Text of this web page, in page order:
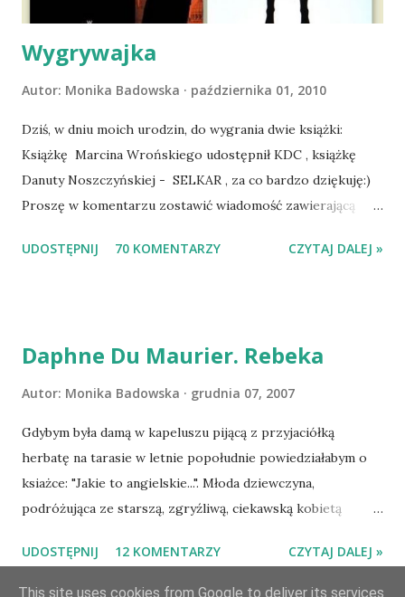
Dopier...
Wygrywajka
Autor: Monika Badowska października 01, 2010
Dziś, w dniu moich urodzin, do wygrania dwie książki:
Książkę Marcina Wrońskiego udostępnił KDC , książkę
Danuty Noszczyńskiej - SELKAR , za co bardzo dziękuję:)
Proszę w komentarzu zostawić wiadomość zawierającą
Losowanie odbędzie się w niedzielę o 8:00. Zapraszam
UDOSTĘPNIJ 70 KOMENTARZY CZYTAJ DALEJ »
Daphne Du Maurier. Rebeka
Autor: Monika Badowska grudnia 07, 2007
Gdybym była damą w kapeluszu pijącą z przyjaciółką
herbatę na tarasie w letnie popołudnie powiedziałabym o
ksiażce: "Jakie to angielskie...". Młoda dziewczyna,
podróżująca ze starszą, zgryźliwą, ciekawską kobietą
de Wintera, właściciela uroczej posiadłości Manderley,
owdowiałego przed niespełna rokiem. Gdy starsza pani
UDOSTĘPNIJ 12 KOMENTARZY CZYTAJ DALEJ »
This site uses cookies from Google to deliver its services